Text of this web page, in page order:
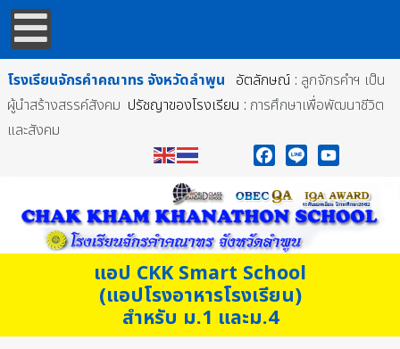
โรงเรียนจักรคำคณาทร จังหวัดลำพูน อัตลักษณ์ : ลูกจักรคำฯ เป็น
ผู้นำสร้างสรรค์สังคม ปรัชญาของโรงเรียน : การศึกษาเพื่อพัฒนาชีวิต
และสังคม
แอป CKK Smart School
(แอปโรงอาหารโรงเรียน)
สำหรับ ม.1 และม.4